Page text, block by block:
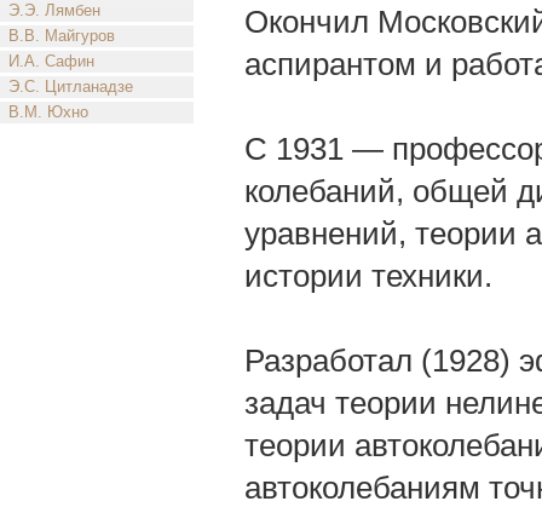
Э.Э. Лямбен
В.В. Майгуров
И.А. Сафин
Э.С. Цитланадзе
В.М. Юхно
Окончил
аспирантом и
С 1931 — профессор
колебаний, общей
уравнений, теории
истории техники.
Разработал (1928)
задач теории
теории
автоколебаниям